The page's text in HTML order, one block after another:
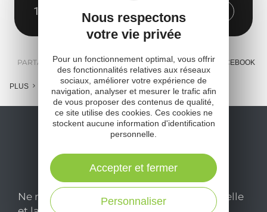
12300 Decazeville
Obtenir l'itinéraire
PARTAGER : E-MAIL MESSENGER FACEBOOK
PLUS
Ne manquez pas notre newsletter mensuelle
Nous respectons
votre vie privée
Pour un fonctionnement optimal, vous offrir
des fonctionnalités relatives aux réseaux
sociaux, améliorer votre expérience de
navigation, analyser et mesurer le trafic afin
de vous proposer des contenus de qualité,
ce site utilise des cookies. Ces cookies ne
stockent aucune information d'identification
personnelle.
Personnaliser
Accepter et fermer